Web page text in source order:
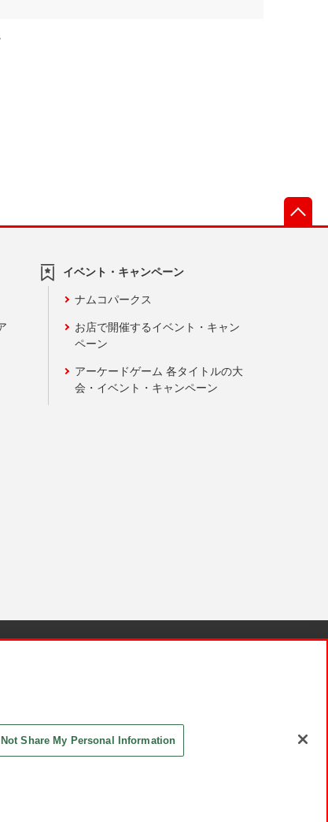
イベント・キャンペーン
ナムコパークス
お店で開催するイベント・キャン
ペーン
アーケードゲーム 各タイトルの大
会・イベント・キャンペーン
Not Share My Personal Information